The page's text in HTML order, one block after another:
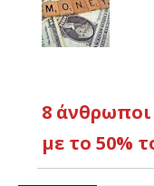
8
με το 50%